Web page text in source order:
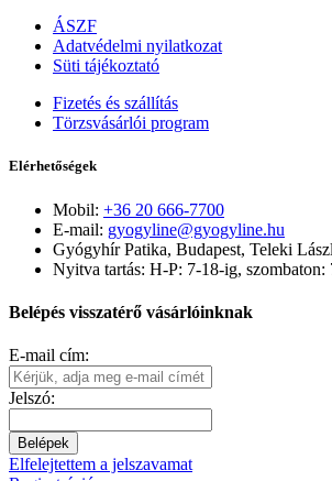
ÁSZF
Adatvédelmi nyilatkozat
Süti tájékoztató
Fizetés és szállítás
Törzsvásárlói program
Elérhetőségek
Mobil: +36 20 666-7700
E-mail: gyogyline@gyogyline.hu
Gyógyhír Patika, Budapest, Teleki
Nyitva tartás: H-P: 7-18-ig, szombaton:
Belépés visszatérő vásárlóinknak
E-mail cím:
Jelszó:
Belépek
Elfelejtettem a jelszavamat